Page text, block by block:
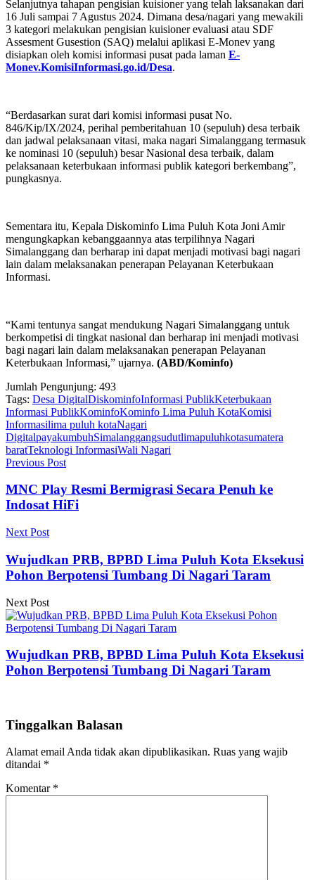
Selanjutnya tahapan pengisian kuisioner yang telah laksanakan dari
16 Juli sampai 7 Agustus 2024. Dimana desa/nagari yang mewakili
3 kategori melakukan pengisian kuisioner evaluasi atau SDF
Assesment Gusestion (SAQ) melalui aplikasi E-Monev yang
disiapkan oleh komisi informasi pusat pada laman E-
Monev.KomisiInformasi.go.id/Desa.
“Berdasarkan surat dari komisi informasi pusat No.
846/Kip/IX/2024, perihal pemberitahuan 10 (sepuluh) desa terbaik
dan jadwal pelaksanaan vitasi, maka nagari Simalanggang termasuk
ke nominasi 10 (sepuluh) besar Nasional desa terbaik, dalam
pelaksanaan keterbukaan informasi publik kategori berkembang”,
pungkasnya.
Sementara itu, Kepala Diskominfo Lima Puluh Kota Joni Amir
mengungkapkan kebanggaannya atas terpilihnya Nagari
Simalanggang dan berharap ini dapat menjadi motivasi bagi nagari
lain dalam melaksanakan penerapan Pelayanan Keterbukaan
Informasi.
“Kami tentunya sangat mendukung Nagari Simalanggang untuk
berkompetisi di tingkat nasional dan berharap ini menjadi motivasi
bagi nagari lain dalam melaksanakan penerapan Pelayanan
Keterbukaan Informasi,” ujarnya. (ABD/Kominfo)
Jumlah Pengunjung: 493
Tags: Desa DigitalDiskominfoInformasi PublikKeterbukaan
Informasi PublikKominfoKominfo Lima Puluh KotaKomisi
Informasilima puluh kotaNagari
DigitalpayakumbuhSimalanggangsudutlimapuluhkotasumatera
baratTeknologi InformasiWali Nagari
Previous Post
MNC Play Resmi Bermigrasi Secara Penuh ke
Indosat HiFi
Next Post
Wujudkan PRB, BPBD Lima Puluh Kota Eksekusi
Pohon Berpotensi Tumbang Di Nagari Taram
Next Post
Wujudkan PRB, BPBD Lima Puluh Kota Eksekusi
Pohon Berpotensi Tumbang Di Nagari Taram
Tinggalkan Balasan
Alamat email Anda tidak akan dipublikasikan. Ruas yang wajib
ditandai *
Komentar *